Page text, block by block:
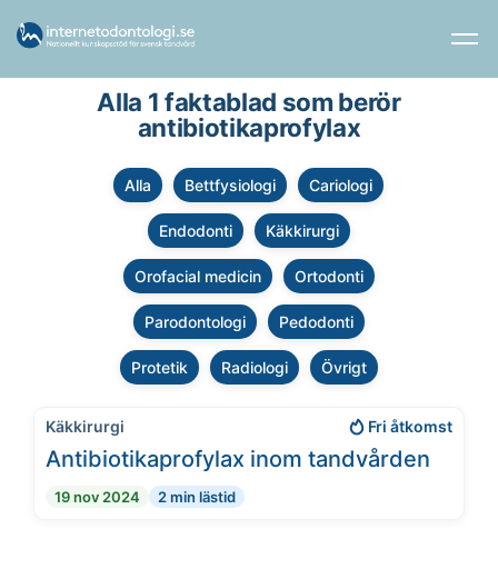
Alla 1 faktablad som berör
antibiotikaprofylax
Alla Bettfysiologi Cariologi
Endodonti Käkkirurgi
Orofacial medicin Ortodonti
Parodontologi Pedodonti
Protetik Radiologi Övrigt
Käkkirurgi Fri åtkomst
Antibiotikaprofylax inom tandvården
19 nov 2024 2 min lästid